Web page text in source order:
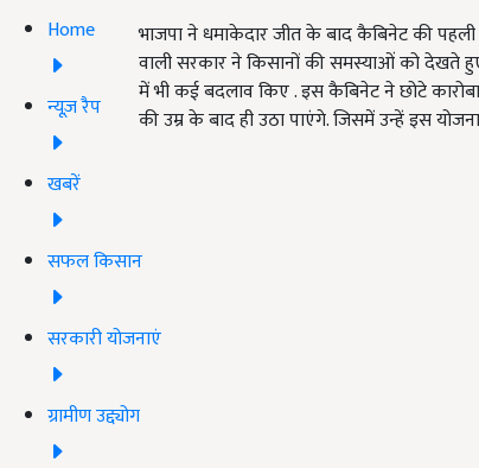
Home
न्यूज़ रैप
खबरें
सफल किसान
सरकारी योजनाएं
ग्रामीण उद्द्योग
भाजपा ने धमाकेदार जीत के बाद कैबिनेट की
वाली सरकार ने किसानों की समस्याओं को देखते
में भी कई बदलाव किए . इस कैबिनेट ने छोटे
की उम्र के बाद ही उठा पाएंगे. जिसमें उन्हें इस